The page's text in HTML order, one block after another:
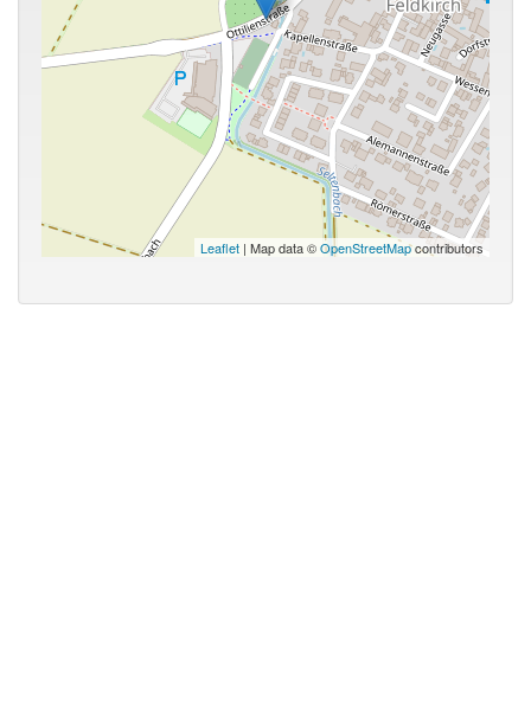
Leaflet | Map data ©OpenStreetMapcontributors